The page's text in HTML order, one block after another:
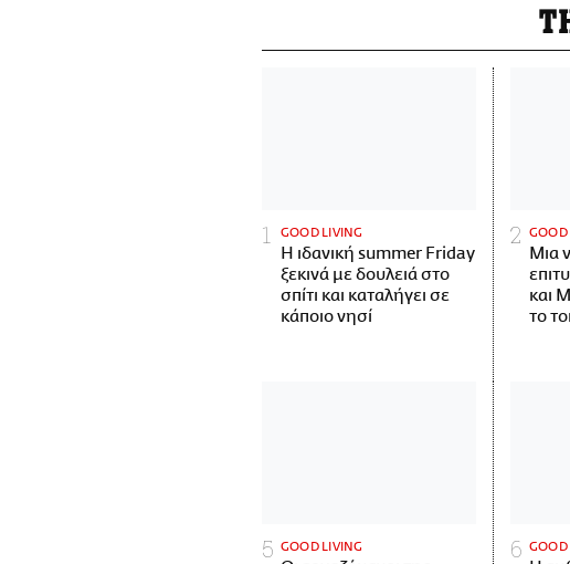
GOOD LIVING
Η ιδανική summer Friday
ξεκινά με δουλειά στο
σπίτι και καταλήγει σε
κάποιο νησί
GOOD
Μια
και
το
GOOD LIVING GOOD